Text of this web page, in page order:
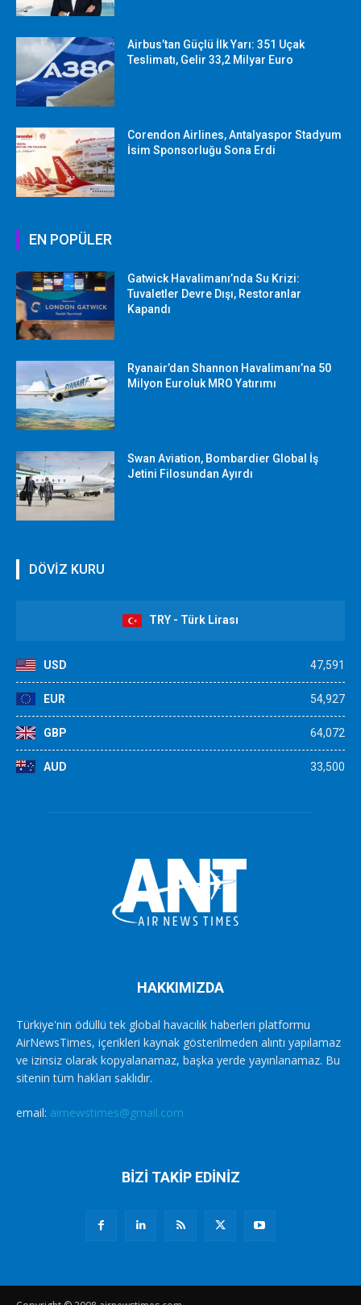
Airbus’tan Güçlü İlk Yarı: 351 Uçak
Teslimatı, Gelir 33,2 Milyar Euro
Corendon Airlines, Antalyaspor Stadyum
İsim Sponsorluğu Sona Erdi
EN POPÜLER
Gatwick Havalimanı’nda Su Krizi:
Tuvaletler Devre Dışı, Restoranlar
Kapandı
Ryanair’dan Shannon Havalimanı’na 50
Milyon Euroluk MRO Yatırımı
Swan Aviation, Bombardier Global İş
Jetini Filosundan Ayırdı
DÖVİZ KURU
TRY - Türk Lirası
USD 47,591
EUR 54,927
GBP 64,072
AUD 33,500
HAKKIMIZDA
Türkiye'nin ödüllü tek global havacılık haberleri platformu
AirNewsTimes, içerikleri kaynak gösterilmeden alıntı yapılamaz
ve izinsiz olarak kopyalanamaz, başka yerde yayınlanamaz. Bu
sitenin tüm hakları saklıdır.
email: airnewstimes@gmail.com
BİZİ TAKİP EDİNİZ